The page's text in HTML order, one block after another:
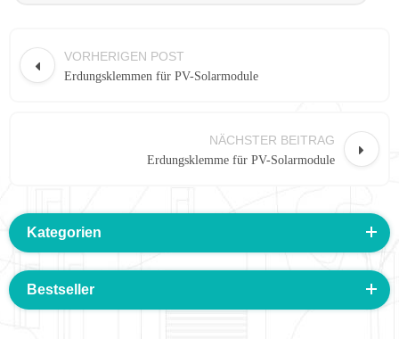
VORHERIGEN POST
Erdungsklemmen für PV-Solarmodule
NÄCHSTER BEITRAG
Erdungsklemme für PV-Solarmodule
Kategorien
Bestseller